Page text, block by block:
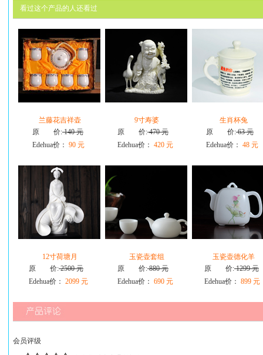
看过这个产品的人还看过
兰藤花吉祥壶
原 价:140 元
Edehua价： 90 元
9寸寿婆
原 价:470 元
Edehua价： 420 元
生肖杯兔
原 价:63 元
Edehua价： 48 元
12寸荷塘月
原 价:2500 元
Edehua价： 2099 元
玉瓷壶套组
原 价:880 元
Edehua价： 690 元
玉瓷壶德化羊
原 价:1299 元
Edehua价： 899 元
会员评级